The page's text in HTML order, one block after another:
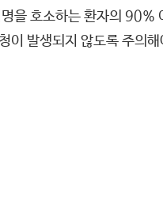
을 호소하는 환자의 90%
이 발생되지 않도록 주의해